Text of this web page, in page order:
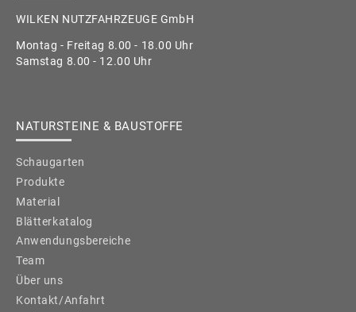
WILKEN NUTZFAHRZEUGE GmbH
Montag - Freitag 8.00 - 18.00 Uhr
Samstag 8.00 - 12.00 Uhr
NATURSTEINE & BAUSTOFFE
Schaugarten
Produkte
Material
Blätterkatalog
Anwendungsbereiche
Team
Über uns
Kontakt/Anfahrt